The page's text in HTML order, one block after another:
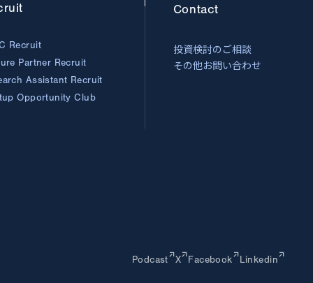
Recruit
Partner Recruit
Assistant Recruit
OpportunityClub
Contact
投資検討のご相談
その他お問い合わせ
Podcast X Facebook Linkedin